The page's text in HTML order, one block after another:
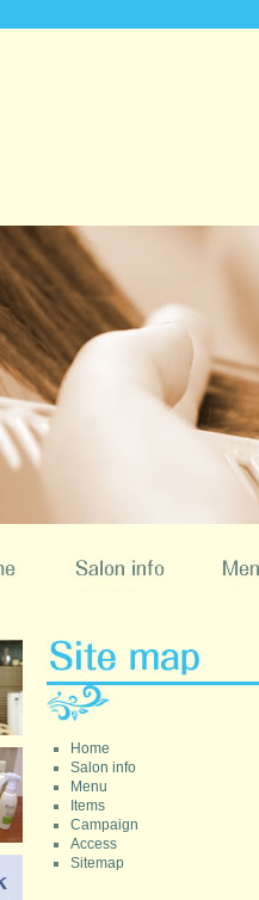
Home
Salon info
Menu
Items
Campaign
Access
Sitemap
Campaign [モバイル会員募集中!!]
Items [おすすめItemをご紹介]
Facebook [オフィシャルFacebook]